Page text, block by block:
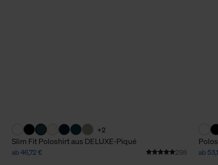
+2
Slim Fit Poloshirt aus DELUXE-Piqué
ab 46,72 € 298 ab